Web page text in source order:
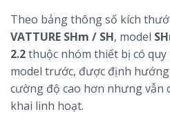
Theo bảng thông số kích
VATTURE SHm / SH, model
2.2thuộc nhóm thiết bị có quy
model trước, được định
cường độ cao hơn nhưng vẫn
khai linh hoạt.